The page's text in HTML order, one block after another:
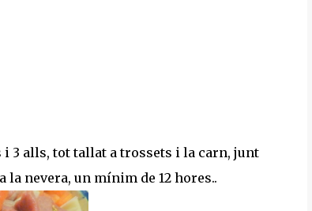
i 3 alls, tot tallat a trossets i la carn, junt
nevera, un mínim de 12 hores..